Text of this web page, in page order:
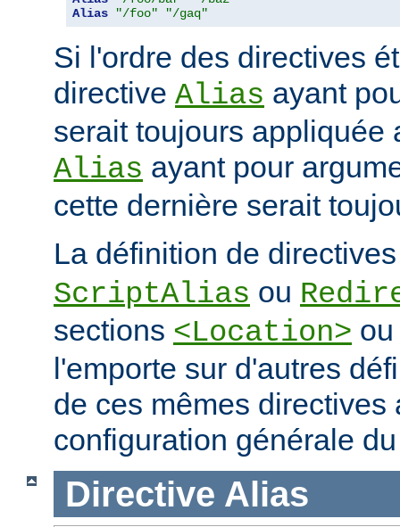
Alias
"/foo" "/gaq"
Si l'ordre des directives
directive Alias ayant
serait toujours appliquée
Alias ayant pour
cette dernière serait
La définition de
ScriptAlias ou
sections <Location>
l'emporte sur d'autres
de ces mêmes directives
configuration générale
Directive Alias